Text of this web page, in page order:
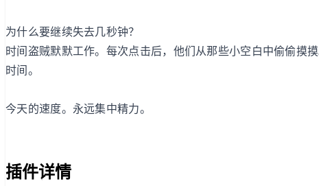
为什么要继续失去几秒钟？
时间盗贼默默工作。每次点击后，他们从那些小空白中偷偷摸
时间。
今天的速度。永远集中精力。
插件详情